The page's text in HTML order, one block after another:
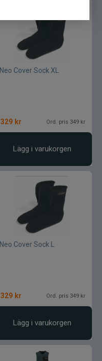
Neo Cover Sock XL
329 kr Ord. pris 349 kr
Lägg i varukorgen
Neo Cover Sock L
329 kr Ord. pris 349 kr
Lägg i varukorgen